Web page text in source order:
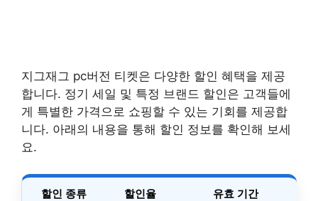
지그재그 pc버전 티켓은 다양한 할인 혜택을 제공
합니다. 정기 세일 및 특정 브랜드 할인은 고객들에
게 특별한 가격으로 쇼핑할 수 있는 기회를 제공합
니다. 아래의 내용을 통해 할인 정보를 확인해 보세
요.
할인 종류 할인율 유효 기간